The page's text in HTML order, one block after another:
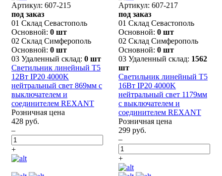
Артикул: 607-215
под заказ
01 Склад Севастополь
Основной: 0 шт
02 Склад Симферополь
Основной: 0 шт
03 Удаленный склад: 0 шт
Светильник линейный T5
12Вт IP20 4000K
нейтральный свет 869мм с
выключателем и
соединителем REXANT
Розничная цена
428 руб.
–
+
Артикул: 607-217
под заказ
01 Склад Севастополь
Основной: 0 шт
02 Склад Симферополь
Основной: 0 шт
03 Удаленный склад: 1562
шт
Светильник линейный T5
16Вт IP20 4000K
нейтральный свет 1179мм
с выключателем и
соединителем REXANT
Розничная цена
299 руб.
–
+